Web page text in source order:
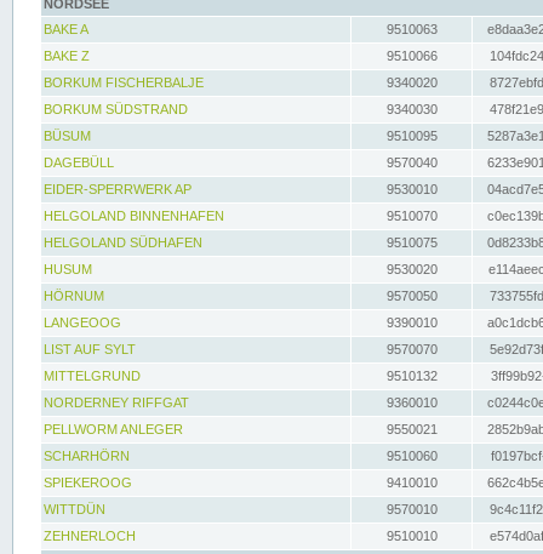
NORDSEE
BAKE A
9510063
BAKE Z
9510066
BORKUM FISCHERBALJE
9340020
BORKUM SÜDSTRAND
9340030
BÜSUM
9510095
DAGEBÜLL
9570040
EIDER-SPERRWERK AP
9530010
HELGOLAND BINNENHAFEN
9510070
HELGOLAND SÜDHAFEN
9510075
HUSUM
9530020
HÖRNUM
9570050
LANGEOOG
9390010
LIST AUF SYLT
9570070
MITTELGRUND
9510132
NORDERNEY RIFFGAT
9360010
PELLWORM ANLEGER
9550021
SCHARHÖRN
9510060
SPIEKEROOG
9410010
WITTDÜN
9570010
ZEHNERLOCH
9510010